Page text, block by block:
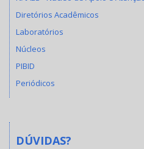
Diretórios Acadêmicos
Laboratórios
Núcleos
PIBID
Periódicos
DÚVIDAS?